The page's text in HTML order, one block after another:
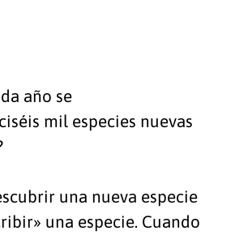
año se
mil especies nuevas
una nueva especie
una especie. Cuando